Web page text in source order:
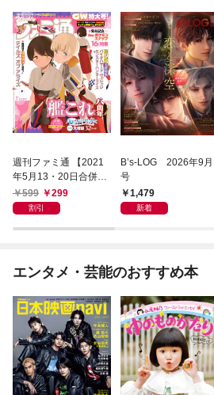
週刊ファミ通 【2021
年5月13・20日合併
号】599 299
割引
B’s-LOG 2026年9月
号
1,479
新着
エンタメ・芸能のおすすめ本